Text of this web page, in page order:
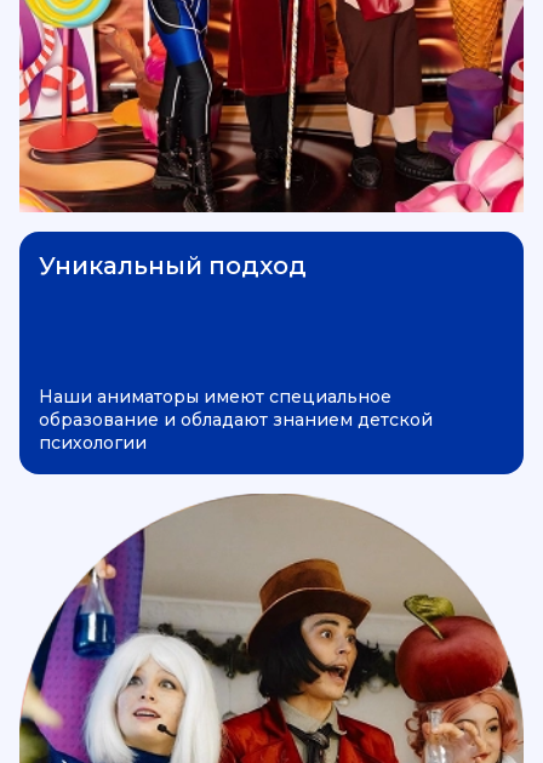
Уникальный подход
Наши аниматоры имеют специальное
образование и обладают знанием детской
психологии